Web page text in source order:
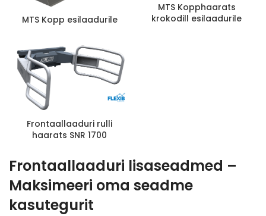
MTS Kopp esilaadurile
MTS Kopphaarats
krokodill esilaadurile
Frontaallaaduri rulli
haarats SNR 1700
Frontaallaaduri lisaseadmed –
Maksimeeri oma seadme
kasutegurit